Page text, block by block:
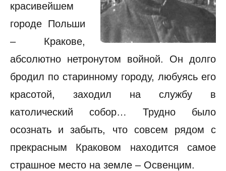
красивейшем
городе Польши
– Кракове,
абсолютно нетронутом войной. Он долго
бродил по старинному городу, любуясь его
красотой, заходил на службу в
католический собор… Трудно было
осознать и забыть, что совсем рядом с
прекрасным Краковом находится самое
страшное место на земле – Освенцим.